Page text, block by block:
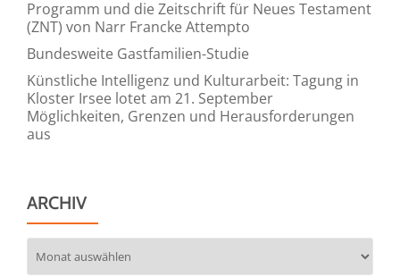
Programm und die Zeitschrift für Neues Testament
(ZNT) von Narr Francke Attempto
Bundesweite Gastfamilien-Studie
Künstliche Intelligenz und Kulturarbeit: Tagung in
Kloster Irsee lotet am 21. September
Möglichkeiten, Grenzen und Herausforderungen
aus
ARCHIV